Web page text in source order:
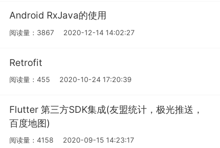
Android RxJava的使用
阅读量：3867 2020-12-14 14:02:27
Retrofit
阅读量：455 2020-10-24 17:20:39
Flutter 第三方SDK集成(友盟统计，极光推送，
百度地图)
阅读量：4158 2020-09-15 14:23:17